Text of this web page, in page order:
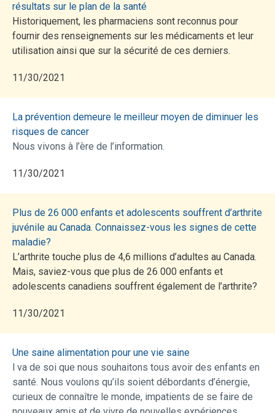
résultats sur le plan de la santé
Historiquement, les pharmaciens sont reconnus pour
fournir des renseignements sur les médicaments et leur
utilisation ainsi que sur la sécurité de ces derniers.
11/30/2021
La prévention demeure le meilleur moyen de diminuer les
risques de cancer
Nous vivons à l’ère de l’information.
11/30/2021
Plus de 26 000 enfants et adolescents souffrent d’arthrite
juvénile au Canada. Connaissez-vous les signes de cette
maladie?
L’arthrite touche plus de 4,6 millions d’adultes au Canada.
Mais, saviez-vous que plus de 26 000 enfants et
adolescents canadiens souffrent également de l’arthrite?
11/30/2021
Une saine alimentation pour une vie saine
l va de soi que nous souhaitons tous avoir des enfants en
santé. Nous voulons qu’ils soient débordants d’énergie,
curieux de connaître le monde, impatients de se faire de